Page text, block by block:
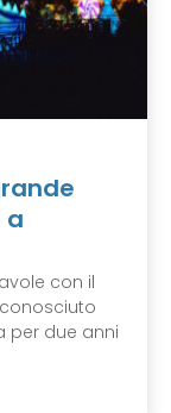
a
con il
per due anni